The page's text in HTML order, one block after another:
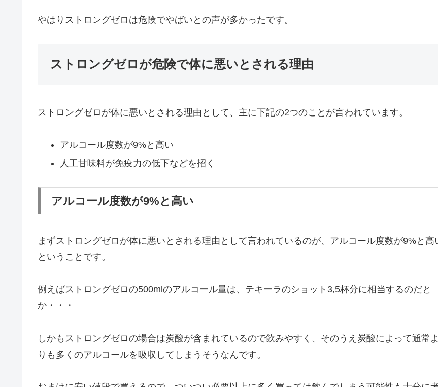
やはりストロングゼロは危険でやばいとの声が多かったです。
ストロングゼロが危険で体に悪いとされる理由
ストロングゼロが体に悪いとされる理由として、主に下記の2つのことが言われています。
アルコール度数が9%と高い
人工甘味料が免疫力の低下などを招く
アルコール度数が9%と高い
まずストロングゼロが体に悪いとされる理由として言われているのが、アルコール度数が9%と高
ということです。
例えばストロングゼロの500mlのアルコール量は、 テキーラのショット3,5杯分に相当するのだと
か・・・
しかもストロングゼロの場合は炭酸が含まれているので飲みやすく、そのうえ炭酸によって通常よ
りも多くのアルコールを吸収してしまうそうなんです。